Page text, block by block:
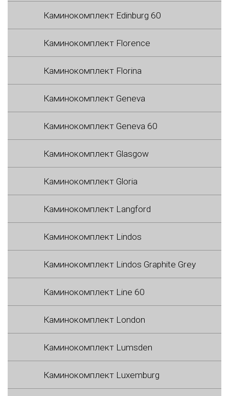
Каминокомплект Edinburg 60
Каминокомплект Florence
Каминокомплект Florina
Каминокомплект Geneva
Каминокомплект Geneva 60
Каминокомплект Glasgow
Каминокомплект Gloria
Каминокомплект Langford
Каминокомплект Lindos
Каминокомплект Lindos Graphite Grey
Каминокомплект Line 60
Каминокомплект London
Каминокомплект Lumsden
Каминокомплект Luxemburg